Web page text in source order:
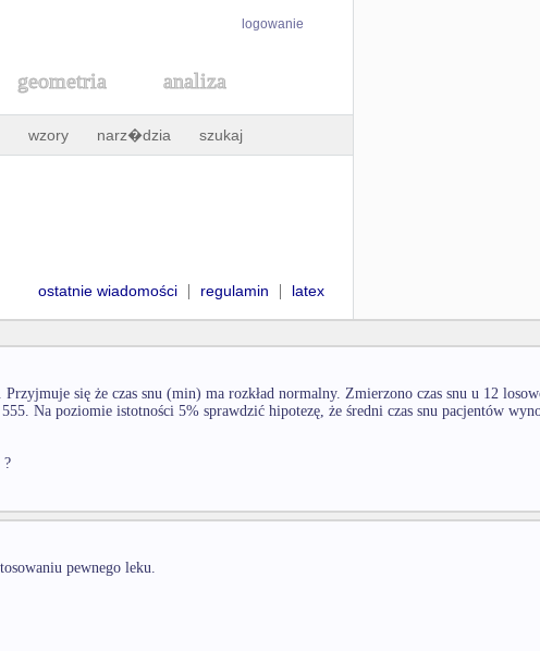
logowanie
geometria analiza
wzory narz�dzia szukaj
ostatnie wiadomości | regulamin | latex
się że czas snu (min) ma rozkład normalny. Zmierzono czas snu u 12
Na poziomie istotności 5% sprawdzić hipotezę, że średni czas snu pacjentów
?
pewnego leku.